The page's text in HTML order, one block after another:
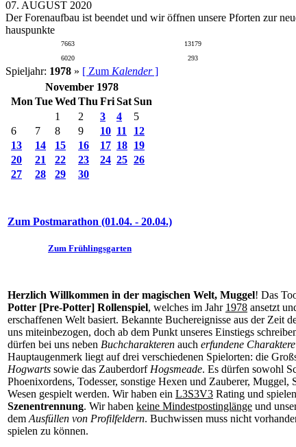
07. AUGUST 2020
Der Forenaufbau ist beendet und wir öffnen unsere Pforten zur
hauspunkte
7663 13179
6020
293
Spieljahr: 1978 » [ Zum Kalender]
November 1978
Mon TueWed Thu FriSatSun
1
2 3 4
5
6
7 8 9 10 11
12
13
14 15 16 17 18 19
20
21 22 23 24 25 26
27
28 29 30
Zum Postmarathon (01.04. - 20.04.)
Zum Frühlingsgarten
Herzlich Willkommen in der magischen Welt, Muggel! Das
Potter [Pre-Potter] Rollenspiel, welches im Jahr 1978 ansetzt
erschaffenen Welt basiert. Bekannte Buchereignisse aus der Zeit
uns miteinbezogen, doch ab dem Punkt unseres Einstiegs
dürfen bei uns neben Buchcharakteren auch erfundene Charaktere
Hauptaugenmerk liegt auf drei verschiedenen Spielorten: die
Hogwarts sowie das Zauberdorf Hogsmeade. Es dürfen sowohl
Phoenixordens, Todesser, sonstige Hexen und Zauberer, Muggel,
Wesen gespielt werden. Wir haben ein L3S3V3 Rating und
Szenentrennung. Wir haben keine Mindestpostinglänge und
dem Ausfüllen von Profilfeldern. Buchwissen muss nicht
spielen zu können.